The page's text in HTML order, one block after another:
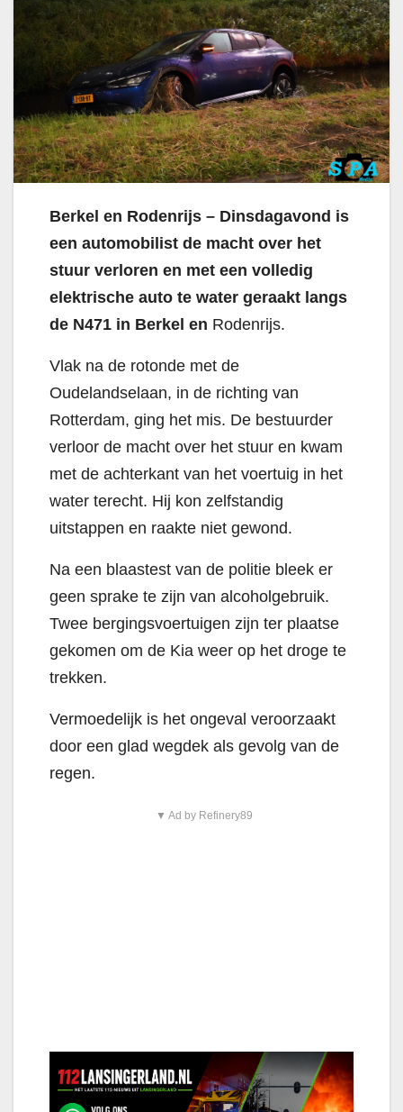
Berkel en Rodenrijs – Dinsdagavond is
een automobilist de macht over het
stuur verloren en met een volledig
elektrische auto te water geraakt langs
de N471 in Berkel en Rodenrijs.
Vlak na de rotonde met de
Oudelandselaan, in de richting van
Rotterdam, ging het mis. De bestuurder
verloor de macht over het stuur en kwam
met de achterkant van het voertuig in het
water terecht. Hij kon zelfstandig
uitstappen en raakte niet gewond.
Na een blaastest van de politie bleek er
geen sprake te zijn van alcoholgebruik.
Twee bergingsvoertuigen zijn ter plaatse
gekomen om de Kia weer op het droge te
trekken.
Vermoedelijk is het ongeval veroorzaakt
door een glad wegdek als gevolg van de
regen.
▼ Ad by Refinery89